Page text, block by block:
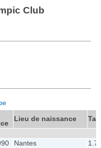
Club
Lieu de naissance
Nantes